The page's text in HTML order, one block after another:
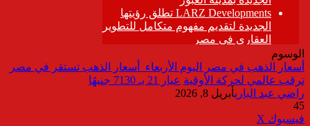
الوسوم
أسعار الذهب في مصر اليوم الأربعاء أسعار الذهب تستقر في مصر
ترقب عالمي لحركة الأوقية عيار 21 بـ 7130 جنيهًا
راضي عبد الباريأبريل 8, 2026
45
فيسبوك ‫X